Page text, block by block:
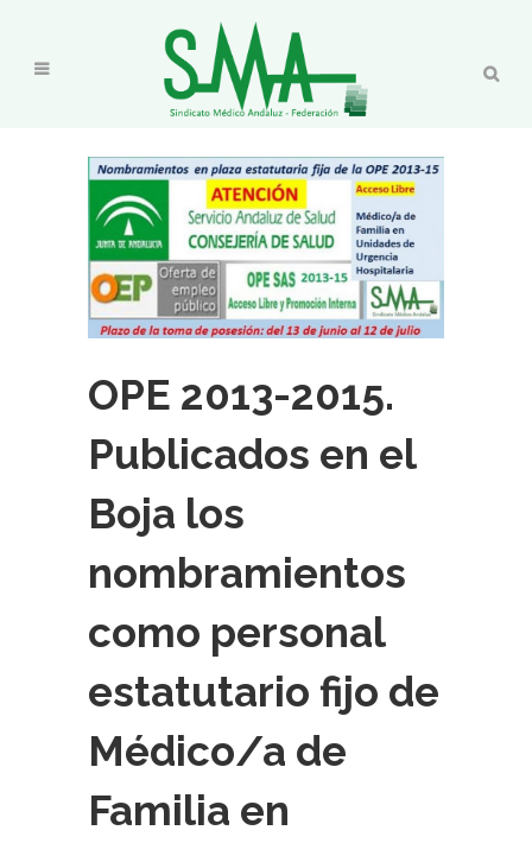
OPE 2013-2015.
Publicados en el
Boja los
nombramientos
como personal
estatutario fijo de
Médico/a de
Familia en